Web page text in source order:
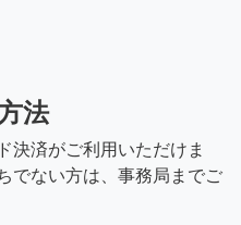
法
決済がご利用いただけま
でない方は、事務局までご